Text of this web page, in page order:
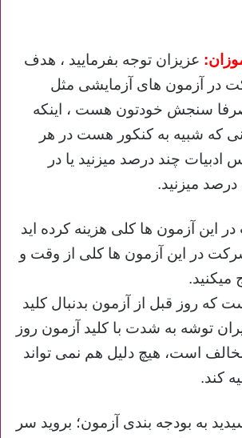
عزیزان توجه بفرمایید ، هدف
در آزمون های آزمایشی مثل
سنجش خودتون هست ، اینکه
که شبیه به کنکور هست در هر
چند درصد میزنید یا در
میزنید.
این آزمون ها کلی هزینه کرده اید
در این آزمون ها کلی از وقت و
میکنید.
که روز قبل از آزمون بدنبال کلید
توشه به شدت با کلید آزمون روز
است، هیچ دلیل هم نمی تواند
کند.
به بودجه بندی آزمون؛ بروید سر